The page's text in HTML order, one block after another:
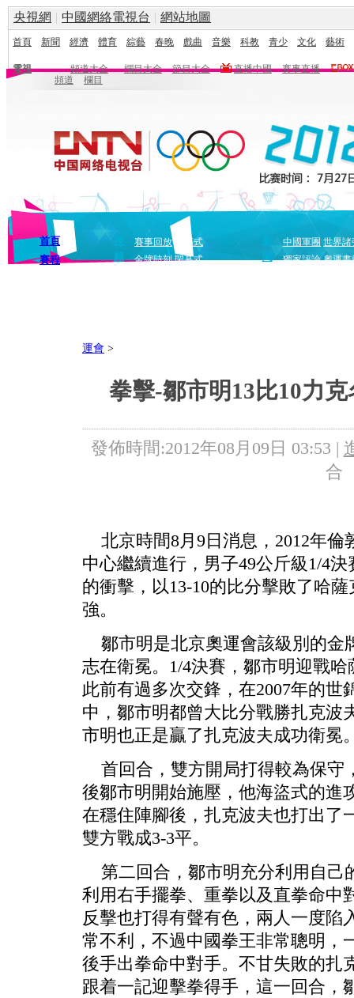
央視網 | 中國網絡電視台 | 網站地圖
首頁 新聞 經濟 體育 綜藝 春晚 戲曲 音樂 科教 青少 文化 藝術
電視 頻道大全 欄目大全 節目大全 直播中國
賽事直播
頻道
欄目
首頁
賽程
頻
賽事回放
開幕式
金牌時刻 閉幕式
中國軍團 世界諸
獨家評論 奧運畫
運會 >
拳擊-鄒市明13比10力
發佈時間:2012年08月09日 03:53 |
合
北京時間8月9日消息，2012年倫
中心繼續進行，男子49公斤級1/4
的衝擊，以13-10的比分擊敗了哈
強。
鄒市明是北京奧運會該級別的金
志在衛冕。1/4決賽，鄒市明迎戰
此前有過多次交鋒，在2007年的世
中，鄒市明都曾大比分戰勝扎克波
市明也正是贏了扎克波夫成功衛冕
首回合，雙方開局打得較為保守
後鄒市明開始施壓，他海盜式的進
在穩住陣腳後，扎克波夫也打出了
雙方戰成3-3平。
第二回合，鄒市明充分利用自己
利用右手擺拳、重拳以及直拳命中
反擊也打得有聲有色，兩人一度陷
常不利，不過中國拳王非常聰明，
後手出拳命中對手。不甘失敗的扎
跟着一記迎擊拳得手，這一回合，